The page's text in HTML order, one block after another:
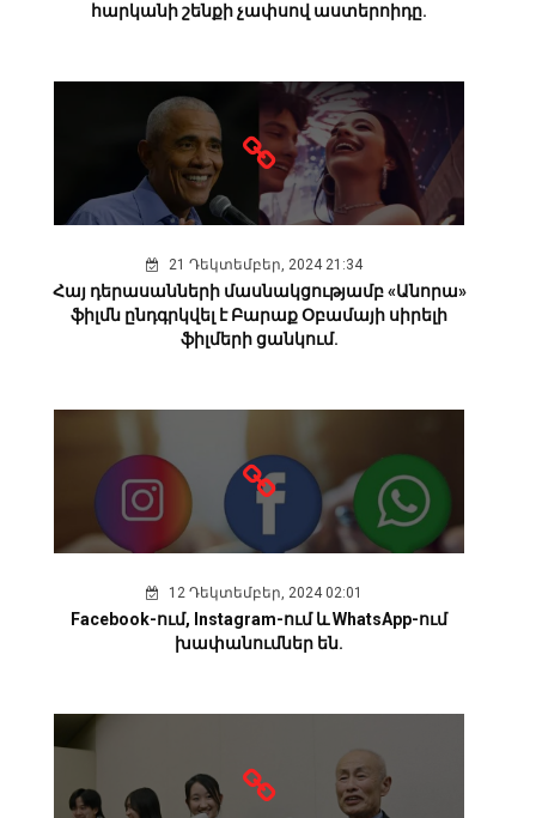
հարկանի շենքի չափսով աստերոիդը.
21 Դեկտեմբեր, 2024 21:34
Հայ դերասանների մասնակցությամբ «Անորա»
ֆիլմն ընդգրկվել է Բարաք Օբամայի սիրելի
ֆիլմերի ցանկում.
12 Դեկտեմբեր, 2024 02:01
Facebook-ում, Instagram-ում և WhatsApp-ում
խափանումներ են.